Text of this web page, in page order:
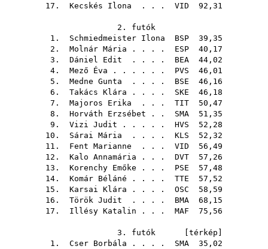
17. Kecskés Ilona . . . VID 92,31
2. futók
1. Schmiedmeister Ilona BSP 39,35
2. Molnár Mária . . . . ESP 40,17
3. Dániel Edit . . . . BEA 44,02
4. Mező Éva . . . . . . PVS 46,01
5. Medne Gunta . . . . BSE 46,16
6. Takács Klára . . . . SKE 46,18
7. Majoros Erika . . . TIT 50,47
8. Horváth Erzsébet . . SMA 51,35
9. Vizi Judit . . . . . HVS 52,28
10. Sárai Mária . . . . KLS 52,32
11. Fent Marianne . . . VID 56,49
12. Kalo Annamária . . . DVT 57,26
13. Korenchy Emőke . . . PSE 57,48
14. Komár Béláné . . . . TTE 57,52
15. Karsai Klára . . . . OSC 58,59
16. Török Judit . . . . BMA 68,15
17. Illésy Katalin . . . MAF 75,56
3. futók [ térkép
1. Cser Borbála . . . . SMA 35,02